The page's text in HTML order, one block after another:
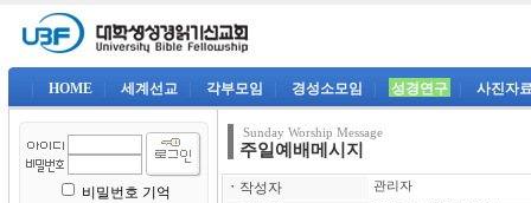
HOME 세계선교 각부모임 경성소모임 성경연구 사진자
비밀번호 기억
Sunday Worship Message
주일예배메시지
ㆍ 작성자 관리자